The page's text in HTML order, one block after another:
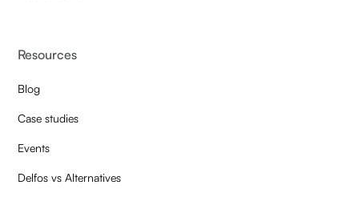
Resources
Blog
Case studies
Events
Delfos vs Alternatives